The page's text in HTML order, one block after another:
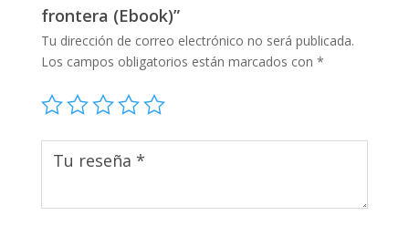
frontera (Ebook)”
Tu dirección de correo electrónico no será publicada.
Los campos obligatorios están marcados con *